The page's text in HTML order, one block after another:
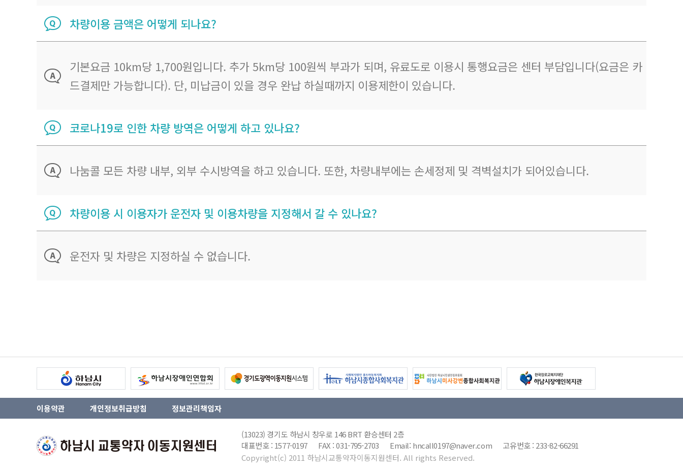
차량이용 금액은 어떻게 되나요?
기본요금 10km당 1,700원입니다. 추가 5km당 100원씩 부과가 되며, 유료도로 이용시 통행요금은 센터 부담입니다(요금은 카
드결제만 가능합니다). 단, 미납금이 있을 경우 완납 하실때까지 이용제한이 있습니다.
코로나19로 인한 차량 방역은 어떻게 하고 있나요?
나눔콜 모든 차량 내부, 외부 수시방역을 하고 있습니다. 또한, 차량내부에는 손세정제 및 격벽설치가 되어있습니다.
차량이용 시 이용자가 운전자 및 이용차량을 지정해서 갈 수 있나요?
운전자 및 차량은 지정하실 수 없습니다.
이용약관 개인정보취급방침 정보관리책임자
(13023) 경기도 하남시 창우로 146 BRT 환승센터 2층
대표번호 : 1577-0197 FAX : 031-795-2703 Email: hncall0197@naver.com 고유번호 : 233-82-66291
Copyright(c) 2011 하남시교통약자이동지원센터. All rights Reserved.